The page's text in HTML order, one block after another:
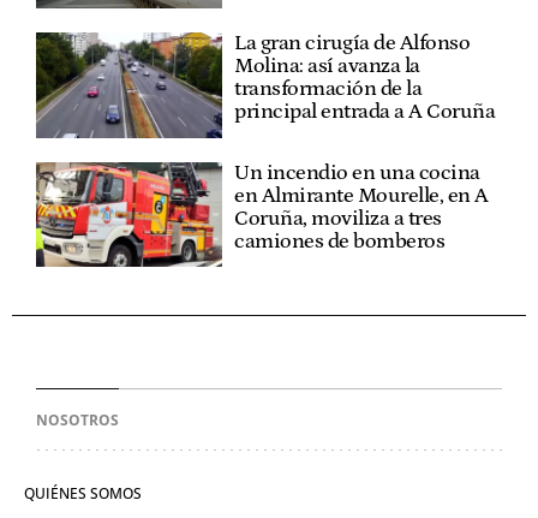
La gran cirugía de Alfonso
Molina: así avanza la
transformación de la
principal entrada a A Coruña
Un incendio en una cocina
en Almirante Mourelle, en A
Coruña, moviliza a tres
camiones de bomberos
NOSOTROS
QUIÉNES SOMOS